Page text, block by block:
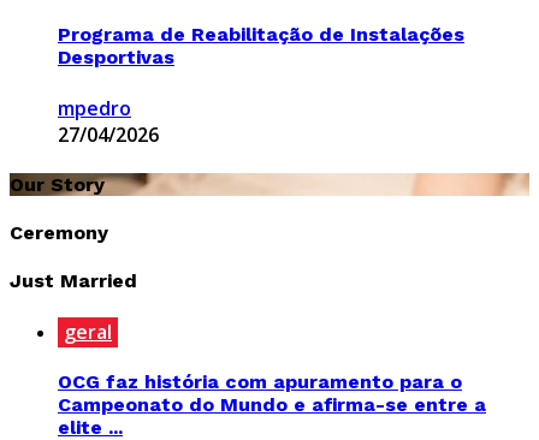
Programa de Reabilitação de Instalações
Desportivas
mpedro
27/04/2026
Our Story
Ceremony
Just Married
geral
OCG faz história com apuramento para o
Campeonato do Mundo e afirma-se entre a
elite ...